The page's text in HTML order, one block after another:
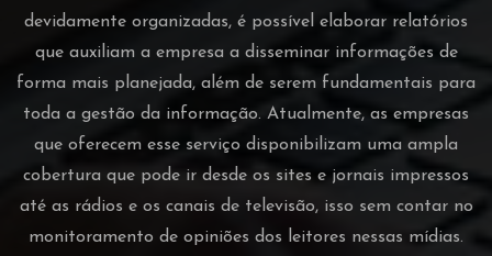
devidamente organizadas, é possível elaborar relatórios
que auxiliam a empresa a disseminar informações de
forma mais planejada, além de serem fundamentais para
toda a gestão da informação. Atualmente, as empresas
que oferecem esse serviço disponibilizam uma ampla
cobertura que pode ir desde os sites e jornais impressos
até as rádios e os canais de televisão, isso sem contar no
monitoramento de opiniões dos leitores nessas mídias.